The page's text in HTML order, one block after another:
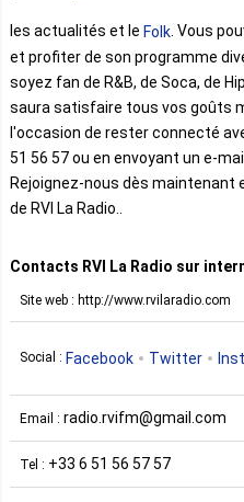
les actualités et le Folk . Vous
et profiter de son programme
soyez fan de R&B, de Soca, de
saura satisfaire tous vos goûts
l'occasion de rester connecté
51 56 57 ou en envoyant un e-
Rejoignez-nous dès maintenant
de RVI La Radio..
Contacts RVI La Radio sur
Site web : http://www.rvilaradio.com
Social : Facebook Twitter
Email : radio.rvifm@gmail.com
Tel : +33 6 51 56 57 57